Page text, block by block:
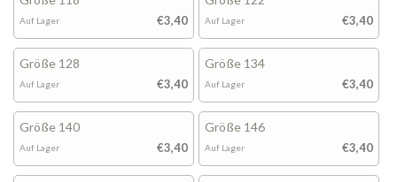
€3,40
Auf Lager €3,40
Auf Lager
Größe 128
€3,40
Auf Lager
Größe 134
€3,40
Auf Lager
Größe 140
€3,40
Auf Lager
Größe 146
€3,40
Auf Lager